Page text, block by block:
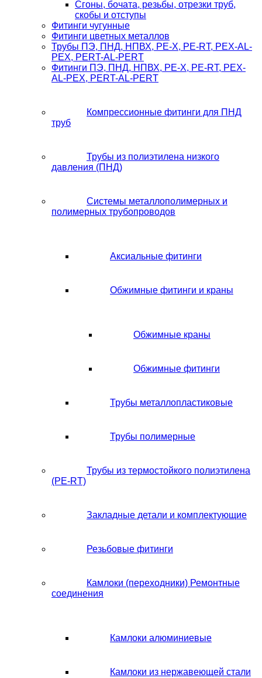
Сгоны, бочата, резьбы, отрезки труб,
скобы и отступы
Фитинги чугунные
Фитинги цветных металлов
Трубы ПЭ, ПНД, НПВХ, PE-X, PE-RT, PEX-AL-
PEX, PERT-AL-PERT
Фитинги ПЭ, ПНД, НПВХ, PE-X, PE-RT, PEX-
AL-PEX, PERT-AL-PERT
Компрессионные фитинги для ПНД
труб
Трубы из полиэтилена низкого
давления (ПНД)
Системы металлополимерных и
полимерных трубопроводов
Аксиальные фитинги
Обжимные фитинги и краны
Обжимные краны
Обжимные фитинги
Трубы металлопластиковые
Трубы полимерные
Трубы из термостойкого полиэтилена
(PE-RT)
Закладные детали и комплектующие
Резьбовые фитинги
Камлоки (переходники) Ремонтные
соединения
Камлоки алюминиевые
Камлоки из нержавеющей стали